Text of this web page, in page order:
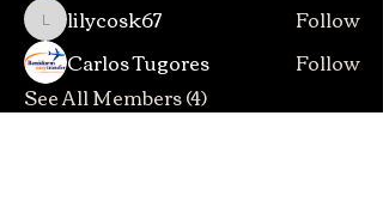
lilycosk67
lilycosk67
Follow
Carlos Tugores
Follow
See All Members (4)